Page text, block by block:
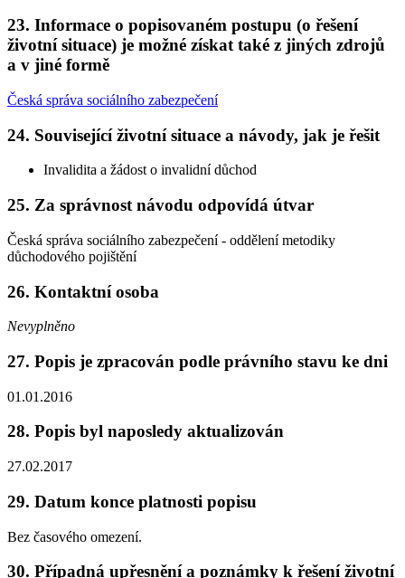
23. Informace o popisovaném postupu (o řešení
životní situace) je možné získat také z jiných zdrojů
a v jiné formě
Česká správa sociálního zabezpečení
24. Související životní situace a návody, jak je řešit
Invalidita a žádost o invalidní důchod
25. Za správnost návodu odpovídá útvar
Česká správa sociálního zabezpečení - oddělení metodiky
důchodového pojištění
26. Kontaktní osoba
Nevyplněno
27. Popis je zpracován podle právního stavu ke dni
01.01.2016
28. Popis byl naposledy aktualizován
27.02.2017
29. Datum konce platnosti popisu
Bez časového omezení.
30. Případná upřesnění a poznámky k řešení životní